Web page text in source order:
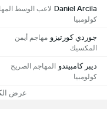
Daniel Arcila لاعب الوسط
كولومبيا
جوردي كورتيزو مهاجم أيمن
المكسيك
ديبر كامبيندو المهاجم الصريح
كولومبيا
عرض